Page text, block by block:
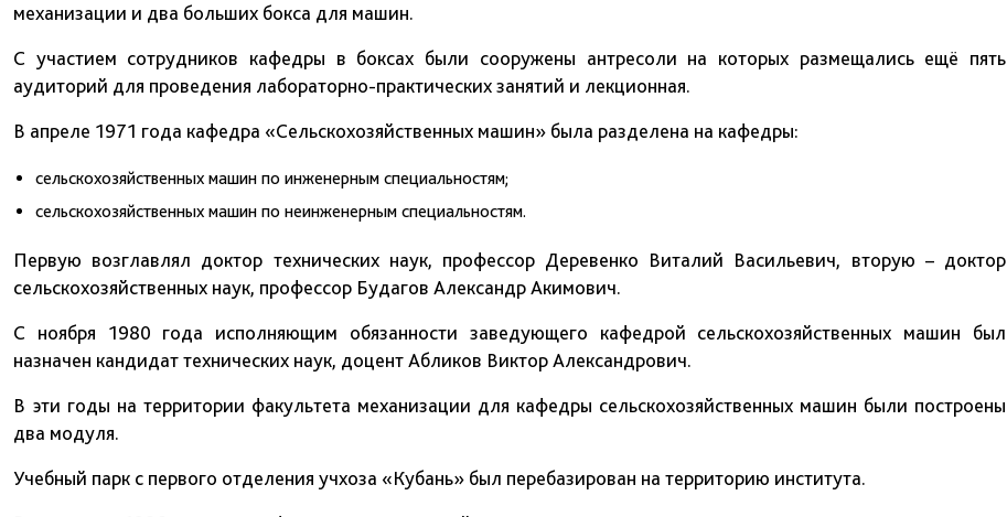
механизации и два больших бокса для машин.
С участием сотрудников кафедры в боксах были сооружены антресоли на которых размещались ещё пять
аудиторий для проведения лабораторно-практических занятий и лекционная.
В апреле 1971 года кафедра «Сельскохозяйственных машин» была разделена на кафедры:
сельскохозяйственных машин по инженерным специальностям;
сельскохозяйственных машин по неинженерным специальностям.
Первую возглавлял доктор технических наук, профессор Деревенко Виталий Васильевич, вторую – доктор
сельскохозяйственных наук, профессор Будагов Александр Акимович.
С ноября 1980 года исполняющим обязанности заведующего кафедрой сельскохозяйственных машин был
назначен кандидат технических наук, доцент Абликов Виктор Александрович.
В эти годы на территории факультета механизации для кафедры сельскохозяйственных машин были построены
два модуля.
Учебный парк с первого отделения учхоза «Кубань» был перебазирован на территорию института.